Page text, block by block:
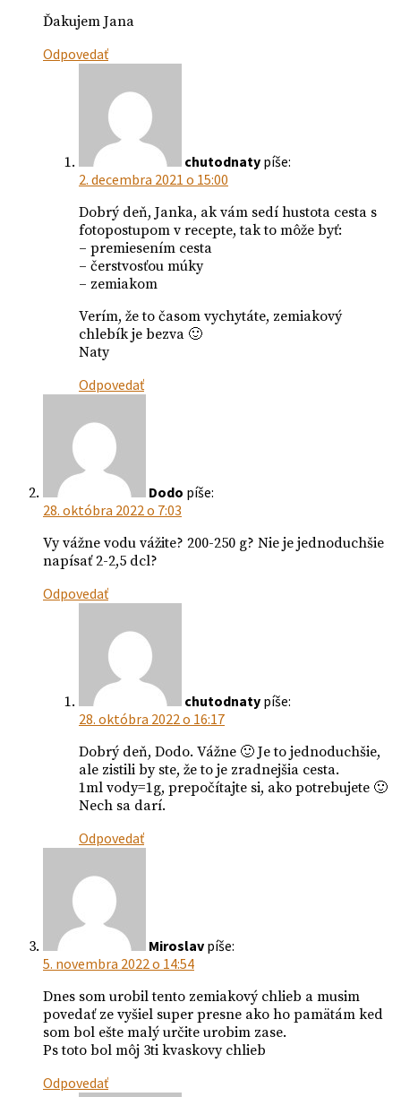
Ďakujem Jana
Odpovedať
chutodnaty píše:
2. decembra 2021 o 15:00
Dobrý deň, Janka, ak vám sedí hustota cesta s
fotopostupom v recepte, tak to môže byť:
– premiesením cesta
– čerstvosťou múky
– zemiakom
Verím, že to časom vychytáte, zemiakový
chlebík je bezva 🙂
Naty
Odpovedať
Dodo píše:
28. októbra 2022 o 7:03
Vy vážne vodu vážite? 200-250 g? Nie je jednoduchšie
napísať 2-2,5 dcl?
Odpovedať
chutodnaty píše:
28. októbra 2022 o 16:17
Dobrý deň, Dodo. Vážne 🙂 Je to jednoduchšie,
ale zistili by ste, že to je zradnejšia cesta.
1ml vody=1g, prepočítajte si, ako potrebujete 🙂
Nech sa darí.
Odpovedať
Miroslav píše:
5. novembra 2022 o 14:54
Dnes som urobil tento zemiakový chlieb a musim
povedať ze vyšiel super presne ako ho pamätám ked
som bol ešte malý určite urobim zase.
Ps toto bol môj 3ti kvaskovy chlieb
Odpovedať